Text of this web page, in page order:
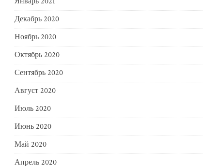
Декабрь 2020
Ноябрь 2020
Октябрь 2020
Сентябрь 2020
Август 2020
Июль 2020
Июнь 2020
Май 2020
Апрель 2020